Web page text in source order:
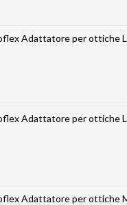
Adattatore per ottiche
Adattatore per ottiche
Adattatore per ottiche